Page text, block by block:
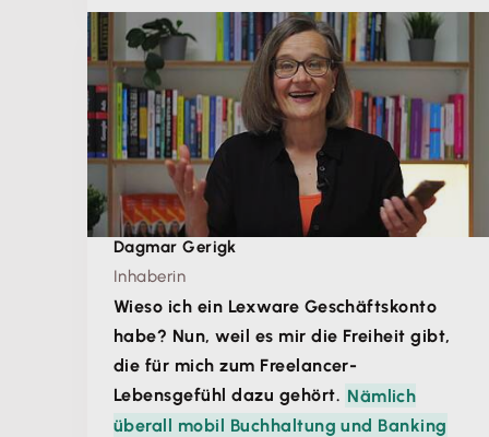
Dagmar Gerigk
Inhaberin
Wieso ich ein Lexware Geschäftskonto
habe? Nun, weil es mir die Freiheit gibt,
die für mich zum Freelancer-
Lebensgefühl dazu gehört. Nämlich
überall mobil Buchhaltung und Banking